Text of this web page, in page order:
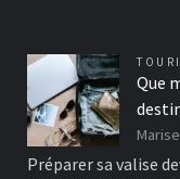
Que
Marise
Préparer sa valise